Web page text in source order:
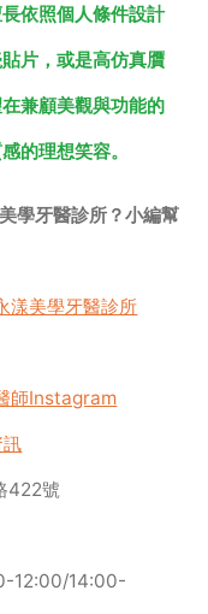
依照個人條件設計
片，或是高仿真贋
兼顧美觀與功能的
的理想笑容。
學牙醫診所？小編幫
漾美學牙醫診所
師Instagram
422號
12:00/14:00-